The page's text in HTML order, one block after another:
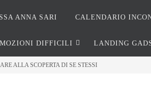
ANNA SARI CALENDARIO
DIFFICILI LANDING
ALLA SCOPERTA DI SE STESSI